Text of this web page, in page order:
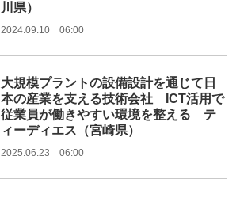
川県）
2024.09.10 06:00
大規模プラントの設備設計を通じて日
本の産業を支える技術会社 ICT活用で
従業員が働きやすい環境を整える テ
ィーディエス（宮崎県）
2025.06.23 06:00